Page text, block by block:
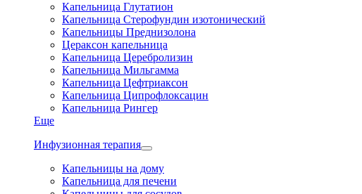
Капельница Глутатион
Капельница Стерофундин изотонический
Капельницы Преднизолона
Цераксон капельница
Капельница Церебролизин
Капельница Мильгамма
Капельница Цефтриаксон
Капельница Ципрофлоксацин
Капельница Рингер
Еще
Инфузионная терапия
Капельницы на дому
Капельница для печени